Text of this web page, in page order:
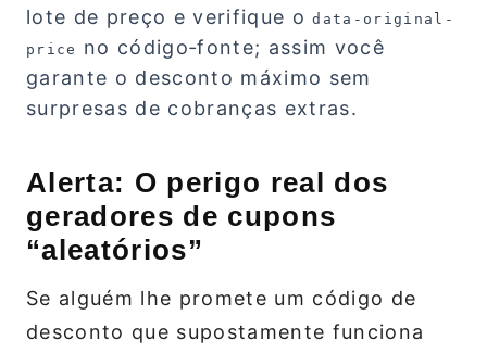
lote de preço e verifique odata-original-
price
no código‑fonte; assim você
garante o desconto máximo sem
surpresas de cobranças extras.
Alerta: O perigo real dos
geradores de cupons
“aleatórios”
Se alguém lhe promete um código de
desconto que supostamente funciona